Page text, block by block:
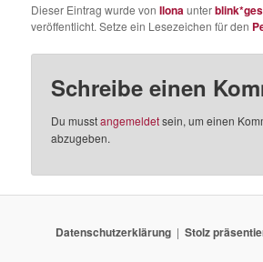
Dieser Eintrag wurde vonIlonaunter
veröffentlicht. Setze ein Lesezeichen für den
Schreibe einen
Du musstangemeldetsein, um einen
abzugeben.
Datenschutzerklärung Stolz